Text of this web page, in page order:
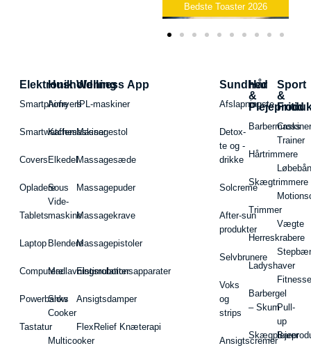
Bedste Toaster 2026
Elektronik
Smartphone
Smartwatches
Covers
Opladere
Tablets
Laptop
Computere
Powerbanks
Tastatur
Husholdning
Airfryers
Kaffemaskiner
Elkedel
Sous
Vide-
maskine
Blendere
Madlavningsrobotter
Slow
Cooker
Multicooker
Wellness App
IPL-maskiner
Massagestol
Massagesæde
Massagepuder
Massagekrave
Massagepistoler
Elstimulationsapparater
Ansigtsdamper
FlexRelief Knæterapi
Sundhed
Afslapningste
Detox-
te og -
drikke
Solcreme
After-sun
produkter
Selvbrunere
Voks
og
strips
Ansigtscremer
Hår
&
Hårtrimmere
Skægtrimmere
Trimmer
Herreskrabere
Ladyshaver
Barbergel
– Skum
Sport
&
Fritid
Cross
Trainer
Vægte
Pull-
up
Barer